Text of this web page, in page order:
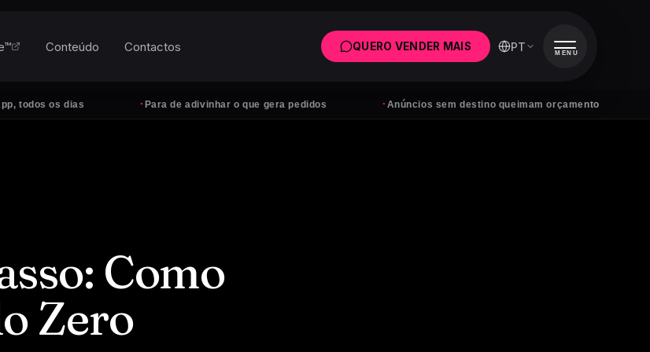
dias Para de adivinhar o que gera pedidos Anúncios sem destino queimam orçamento
Conteúdo Contactos QUERO VENDER MAIS PT MENU
Como
Zero